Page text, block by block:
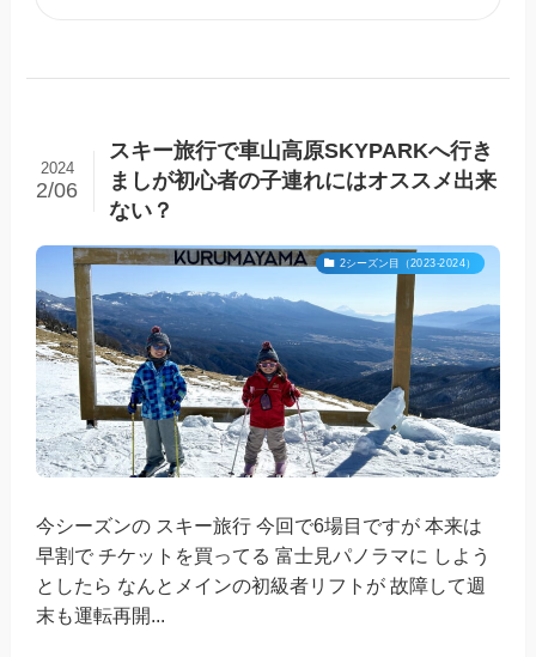
スキー旅行で車山高原SKYPARKへ行き
ましが初心者の子連れにはオススメ出来
ない？
2024
2/06
2シーズン目（2023-2024）
今シーズンの スキー旅行 今回で6場目ですが 本来は
早割で チケットを買ってる 富士見パノラマに しよう
としたら なんとメインの初級者リフトが 故障して週
末も運転再開...